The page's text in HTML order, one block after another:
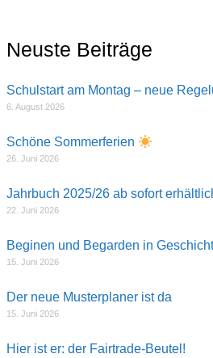
Neuste Beiträge
Schulstart am Montag – neue
6. August 2026
Schöne Sommerferien
26. Juni 2026
Jahrbuch 2025/26 ab sofort
22. Juni 2026
Beginen und Begarden in
15. Juni 2026
Der neue Musterplaner ist da
15. Juni 2026
Hier ist er: der Fairtrade-Beutel!